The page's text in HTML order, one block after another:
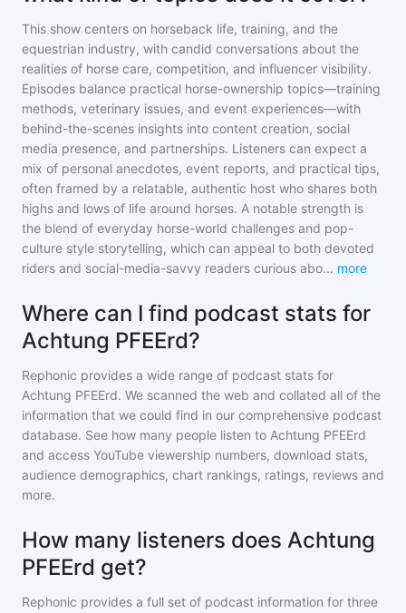
This show centers on horseback life, training, and the
equestrian industry, with candid conversations about the
realities of horse care, competition, and influencer visibility.
Episodes balance practical horse-ownership topics—training
methods, veterinary issues, and event experiences—with
behind-the-scenes insights into content creation, social
media presence, and partnerships. Listeners can expect a
mix of personal anecdotes, event reports, and practical tips,
often framed by a relatable, authentic host who shares both
highs and lows of life around horses. A notable strength is
the blend of everyday horse-world challenges and pop-
culture style storytelling, which can appeal to both devoted
riders and social-media-savvy readers curious abo... more
Where can I find podcast stats for
Achtung PFEErd?
Rephonic provides a wide range of podcast stats for
Achtung PFEErd. We scanned the web and collated all of the
information that we could find in our comprehensive podcast
database. See how many people listen to Achtung PFEErd
and access YouTube viewership numbers, download stats,
audience demographics, chart rankings, ratings, reviews and
more.
How many listeners does Achtung
PFEErd get?
Rephonic provides a full set of podcast information for three